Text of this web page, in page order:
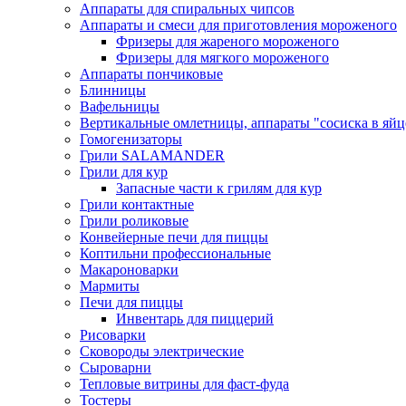
Аппараты для спиральных чипсов
Аппараты и смеси для приготовления мороженого
Фризеры для жареного мороженого
Фризеры для мягкого мороженого
Аппараты пончиковые
Блинницы
Вафельницы
Вертикальные омлетницы, аппараты "сосиска в
Гомогенизаторы
Грили SALAMANDER
Грили для кур
Запасные части к грилям для кур
Грили контактные
Грили роликовые
Конвейерные печи для пиццы
Коптильни профессиональные
Макароноварки
Мармиты
Печи для пиццы
Инвентарь для пиццерий
Рисоварки
Сковороды электрические
Сыроварни
Тепловые витрины для фаст-фуда
Тостеры